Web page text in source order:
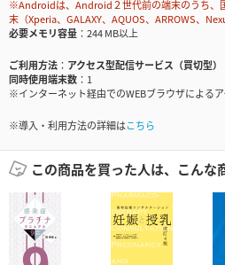
※Androidは、Android２世代前の端末のうち、
末（Xperia、GALAXY、AQUOS、ARROWS、
必要メモリ容量
244 MB以上
ご利用方法
アクセス型配信サービス（買切型）
同時使用端末数
1
※インターネット経由でのWEBブラウザによる
※導入・利用方法の詳細はこちら
この商品を買った人は、こんな